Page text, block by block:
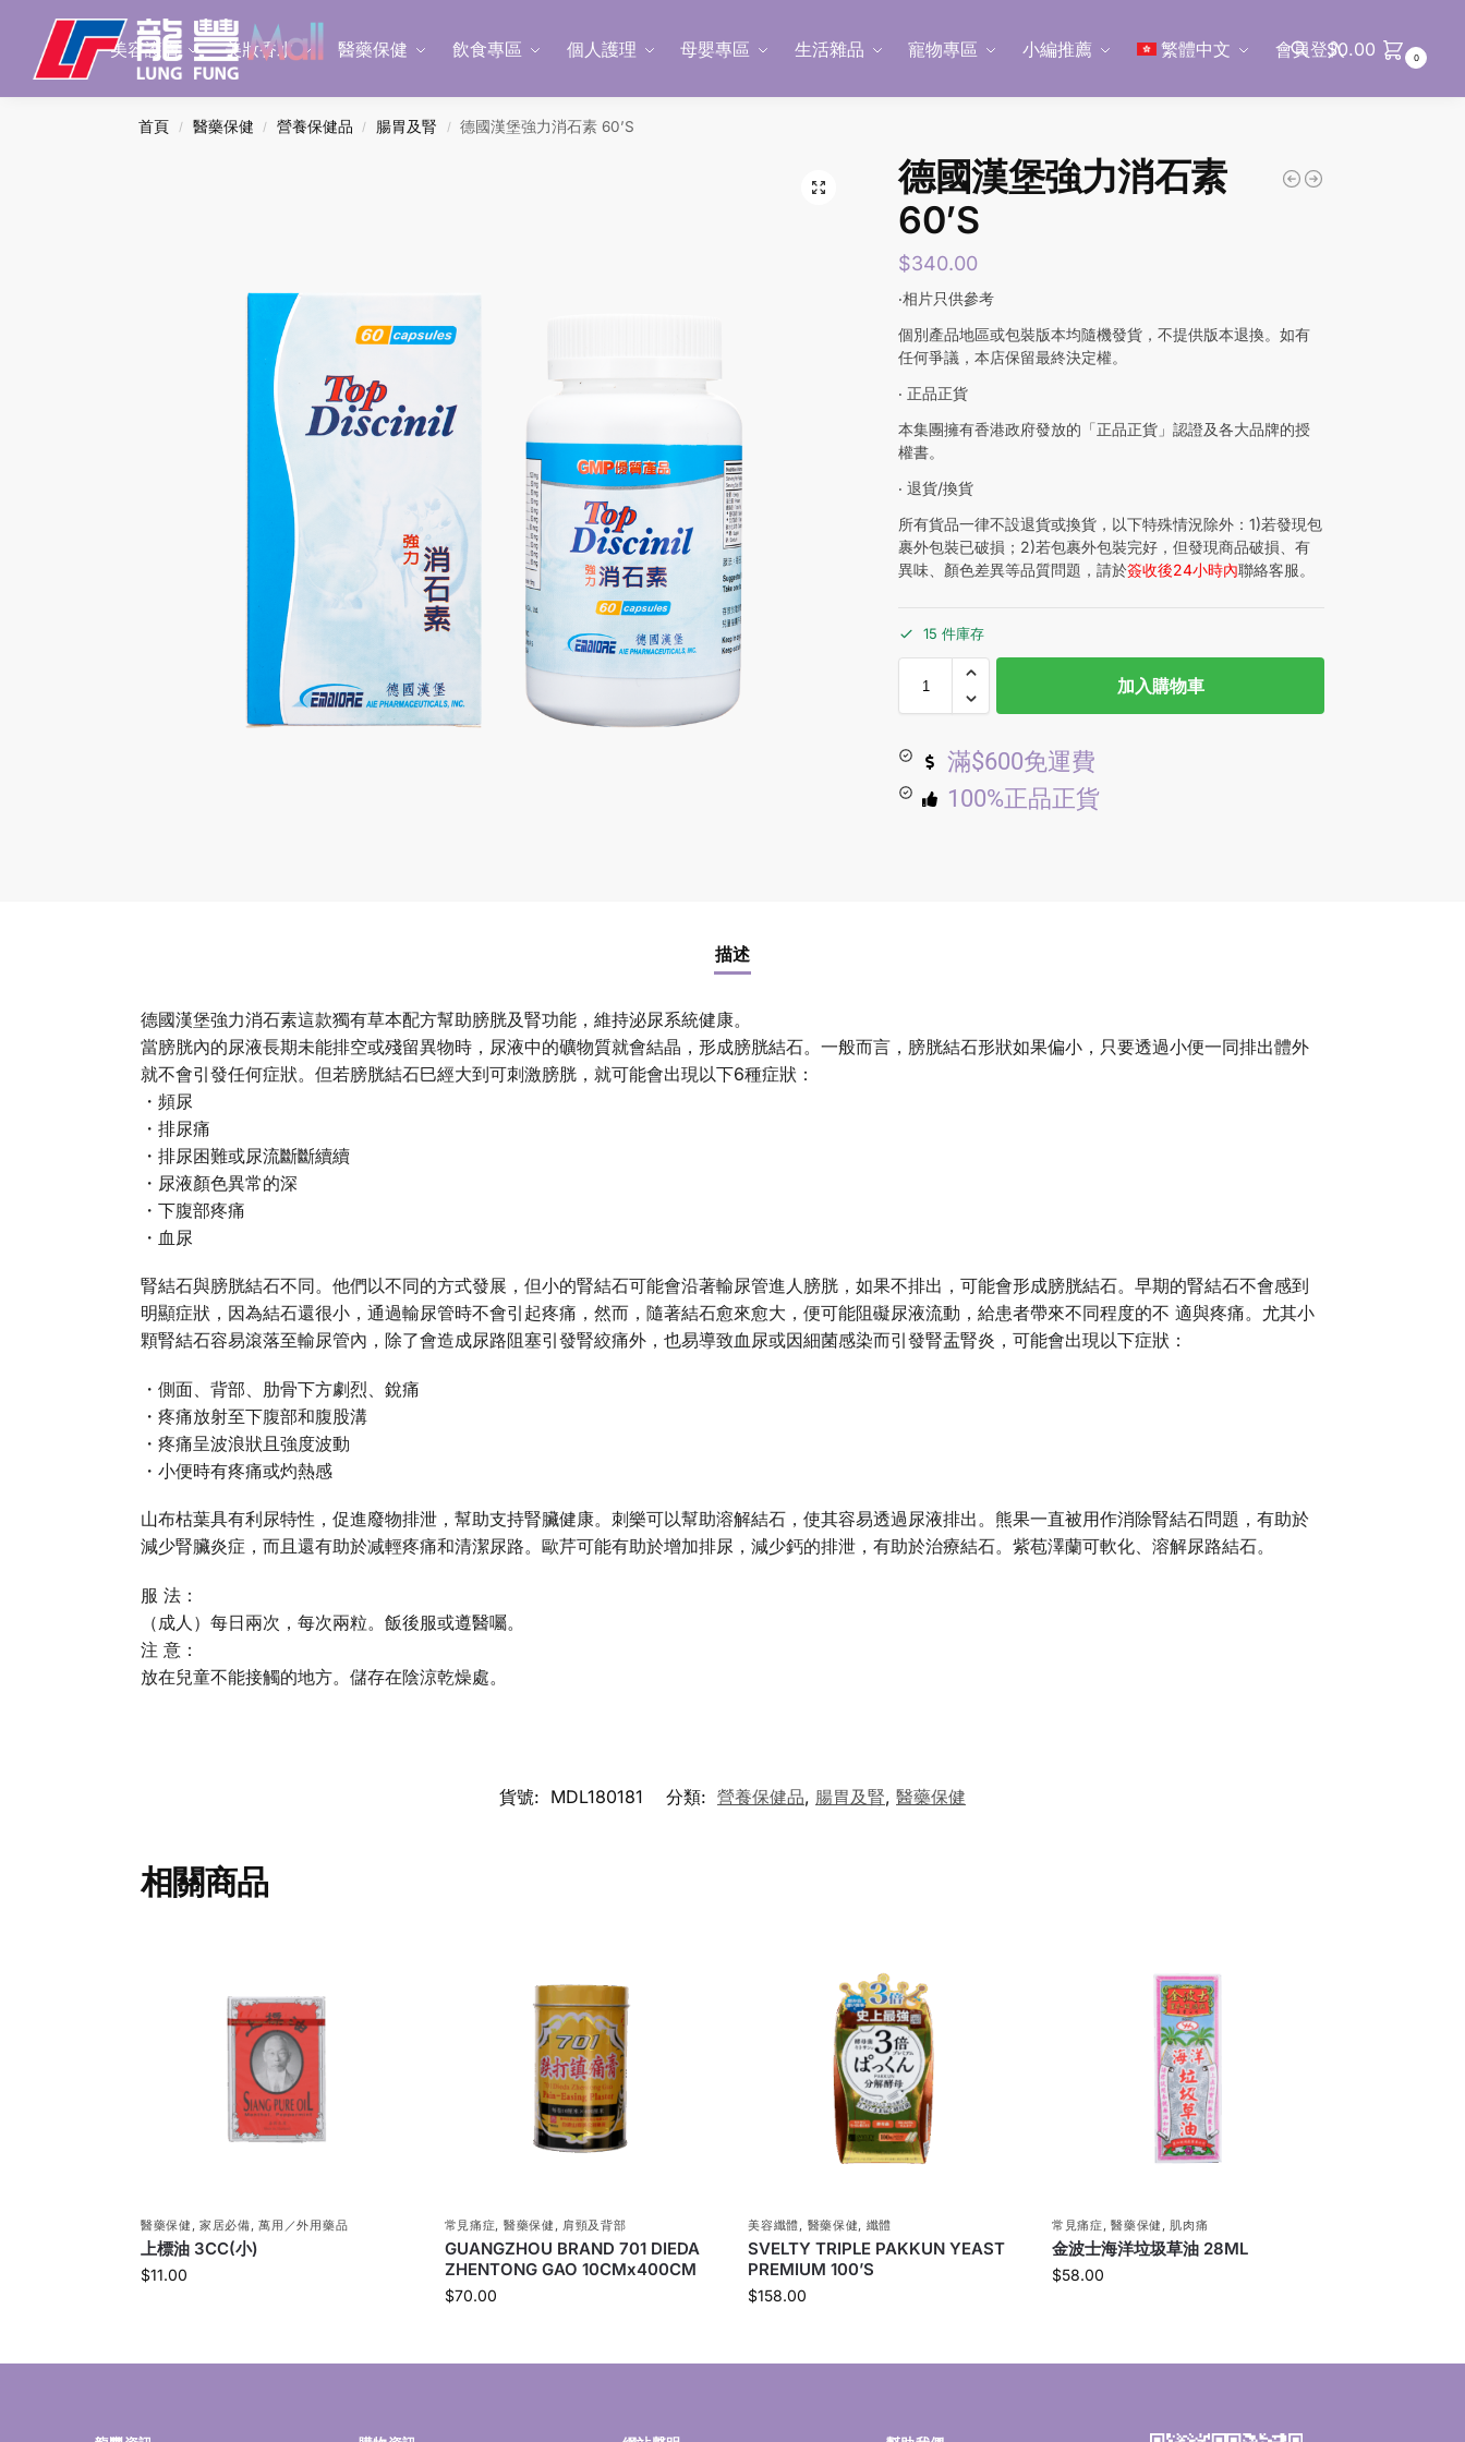
美容護膚 美妝香水 醫藥保健 飲食專區 個人護理 母嬰專區 生活雜品 寵物專區 小編推薦 繁體中文 會員登入
Search
$0.00 0
首頁 / 醫藥保健 / 營養保健品 / 腸胃及腎 / 德國漢堡強力消石素 60’S
德國漢堡強力消石素
60’S
$340.00
‧相片只供參考
個別產品地區或包裝版本均隨機發貨，不提供版本退換。如有
任何爭議，本店保留最終決定權。
‧ 正品正貨
本集團擁有香港政府發放的「正品正貨」認證及各大品牌的授
權書。
‧ 退貨/換貨
所有貨品一律不設退貨或換貨，以下特殊情況除外：1)若發現包
裹外包裝已破損；2)若包裹外包裝完好，但發現商品破損、有
異味、顏色差異等品質問題，請於簽收後24小時內聯絡客服。
15 件庫存
加入購物車
滿$600免運費
100%正品正貨
描述
德國漢堡強力消石素這款獨有草本配方幫助膀胱及腎功能，維持泌尿系統健康。
當膀胱內的尿液長期未能排空或殘留異物時，尿液中的礦物質就會結晶，形成膀胱結石。一般而言，膀胱結石形狀如果偏小，只要透過小便一同排出體外
就不會引發任何症狀。但若膀胱結石巳經大到可刺激膀胱，就可能會出現以下6種症狀：
・頻尿
・排尿痛
・排尿困難或尿流斷斷續續
・尿液顏色異常的深
・下腹部疼痛
・血尿
腎結石與膀胱結石不同。他們以不同的方式發展，但小的腎結石可能會沿著輸尿管進人膀胱，如果不排出，可能會形成膀胱結石。早期的腎結石不會感到
明顯症狀，因為結石還很小，通過輸尿管時不會引起疼痛，然而，隨著結石愈來愈大，便可能阻礙尿液流動，給患者帶來不同程度的不 適與疼痛。尤其小
顆腎結石容易滾落至輸尿管內，除了會造成尿路阻塞引發腎絞痛外，也易導致血尿或因細菌感染而引發腎盂腎炎，可能會出現以下症狀：
・側面、背部、肋骨下方劇烈、銳痛
・疼痛放射至下腹部和腹股溝
・疼痛呈波浪狀且強度波動
・小便時有疼痛或灼熱感
山布枯葉具有利尿特性，促進廢物排泄，幫助支持腎臟健康。刺樂可以幫助溶解結石，使其容易透過尿液排出。熊果一直被用作消除腎結石問題，有助於
減少腎臟炎症，而且還有助於减輕疼痛和清潔尿路。歐芹可能有助於增加排尿，減少鈣的排泄，有助於治療結石。紫苞澤蘭可軟化、溶解尿路結石。
服 法：
（成人）每日兩次，每次兩粒。飯後服或遵醫囑。
注 意：
放在兒童不能接觸的地方。儲存在陰涼乾燥處。
貨號: MDL180181 分類: 營養保健品, 腸胃及腎, 醫藥保健
相關商品
醫藥保健 ,家居必備 ,萬用／外用藥品
上標油 3CC(小)
$11.00
常見痛症 醫藥保健 肩頸及背部
GUANGZHOU BRAND 701 DIEDA
ZHENTONG GAO 10CMx400CM
$70.00
美容纖體 醫藥保健 纖體
SVELTY TRIPLE PAKKUN YEAST
PREMIUM 100’S
$158.00
常見痛症 ,醫藥保健 肌肉痛
金波士海洋垃圾草油 28ML
$58.00